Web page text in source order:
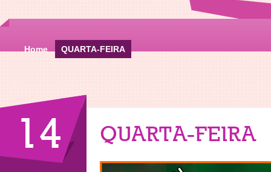
Home QUARTA-FEIRA
14 QUARTA-FEIRA